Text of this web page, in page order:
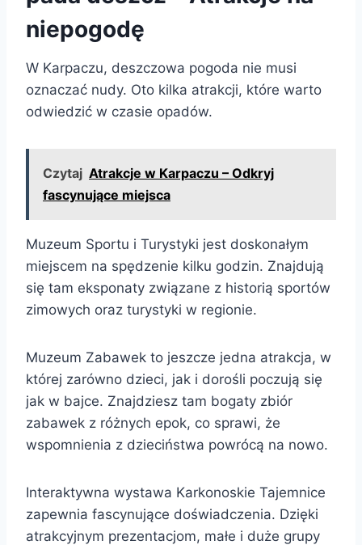
niepogodę
W Karpaczu, deszczowa pogoda nie musi
oznaczać nudy. Oto kilka atrakcji, które warto
odwiedzić w czasie opadów.
Czytaj Atrakcje w Karpaczu – Odkryj
fascynujące miejsca
Muzeum Sportu i Turystyki jest doskonałym
miejscem na spędzenie kilku godzin. Znajdują
się tam eksponaty związane z historią sportów
zimowych oraz turystyki w regionie.
Muzeum Zabawek to jeszcze jedna atrakcja, w
której zarówno dzieci, jak i dorośli poczują się
jak w bajce. Znajdziesz tam bogaty zbiór
zabawek z różnych epok, co sprawi, że
wspomnienia z dzieciństwa powrócą na nowo.
Interaktywna wystawa Karkonoskie Tajemnice
zapewnia fascynujące doświadczenia. Dzięki
atrakcyjnym prezentacjom, małe i duże grupy